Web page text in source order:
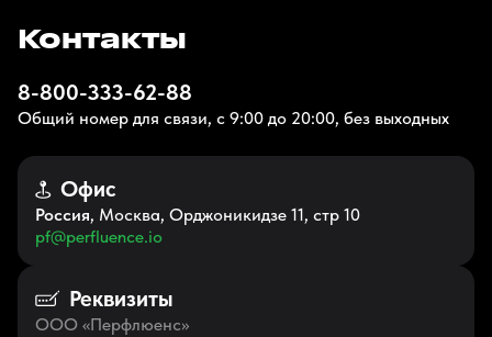
Контакты
8-800-333-62-88
Общий номер для связи, с 9:00 до 20:00, без выходных
Офис
Россия, Москва, Орджоникидзе 11, стр 10
pf@perfluence.io
Реквизиты
ООО «Перфлюенс»